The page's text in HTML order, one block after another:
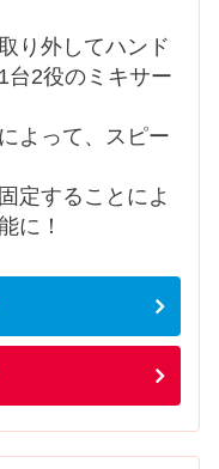
り外してハンド
台2役のミキサー
よって、スピー
定することによ
に！